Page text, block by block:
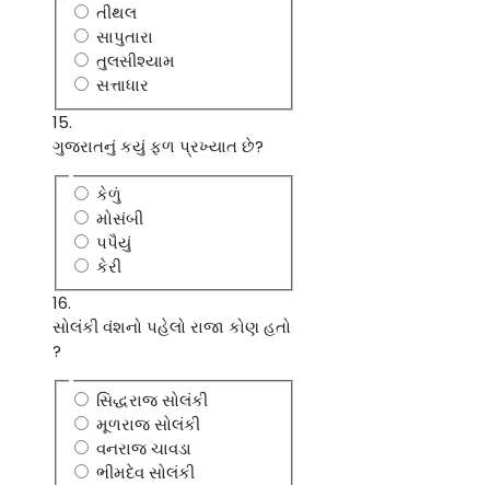
તીથલ
સાપુતારા
તુલસીશ્યામ
સત્તાધાર
15.
ગુજરાતનું કયું ફળ પ્રખ્યાત છે?
કેળું
મોસંબી
પપૈયું
કેરી
16.
સોલંકી વંશનો પહેલો રાજા કોણ હતો
?
સિદ્ધરાજ સોલંકી
મૂળરાજ સોલંકી
વનરાજ ચાવડા
ભીમદેવ સોલંકી